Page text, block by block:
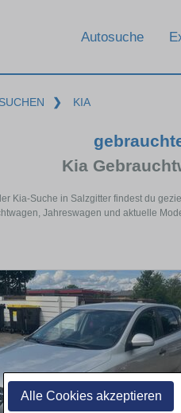
Alle Cookies akzeptieren
Autosuche
❯ KIA
Kia
Kia-Suche in Salzgitter findest du
Jahreswagen und aktuelle